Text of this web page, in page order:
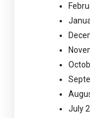
July